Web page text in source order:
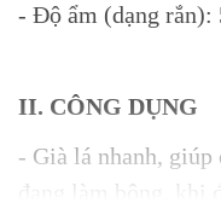
- Độ ẩm (dạng rắn):
II. CÔNG DỤNG
- Già lá nhanh,
đang làm bông, khi